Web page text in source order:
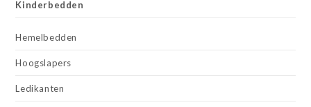
Kinderbedden
Hemelbedden
Hoogslapers
Ledikanten